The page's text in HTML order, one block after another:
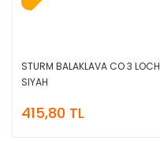
STURM BALAKLAVA CO 3 LOCH
SIYAH
415,80 TL